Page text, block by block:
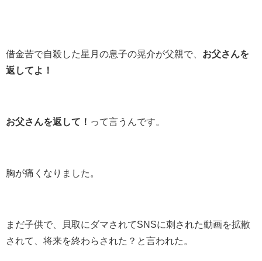
借金苦で自殺した星月の息子の晃介が父親で、 お父さんを
返してよ！
お父さんを返して！ って言うんです。
胸が痛くなりました。
まだ子供で、貝取にダマされてSNSに刺された動画を拡散
されて、将来を終わらされた？と言われた。